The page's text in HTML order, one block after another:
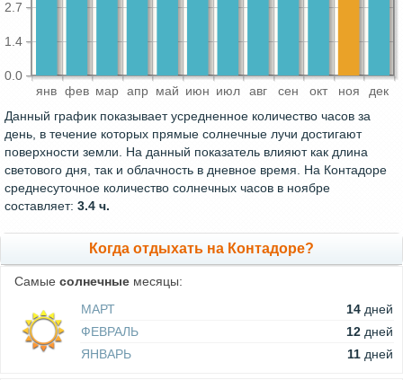
янв фев мар апр май июн июл авг сен окт ноя дек
0.0
1.4
2.7
Данный график показывает усредненное количество часов за
день, в течение которых прямые солнечные лучи достигают
поверхности земли. На данный показатель влияют как длина
светового дня, так и облачность в дневное время. На Контадоре
среднесуточное количество солнечных часов в ноябре
составляет: 3.4 ч.
Когда отдыхать на Контадоре?
Самые солнечные месяцы:
МАРТ
14 дней
ФЕВРАЛЬ
12 дней
ЯНВАРЬ
11 дней